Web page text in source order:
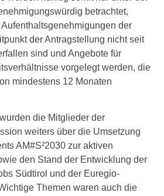
betrachtet,
der
der Antragstellung nicht seit
sind und Angebote für
vorgelegt werden, die
mindestens 12 Monaten
die Mitglieder der
weiters über die Umsetzung
AM#S²2030 zur aktiven
den Stand der Entwicklung der
Südtirol und der Euregio-
Themen waren auch die